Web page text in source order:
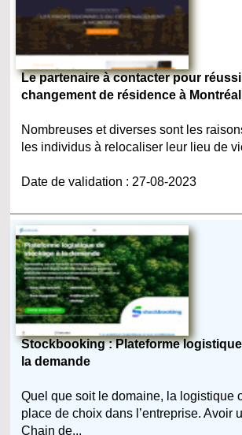
Le partenaire à contacter pour
changement de résidence à Montréal
Nombreuses et diverses sont les
les individus à relocaliser leur lieu de
Date de validation : 27-08-2023
Stockbooking : Plateforme
la demande
Quel que soit le domaine, la logistique
place de choix dans l’entreprise. Avoir
Chain de...